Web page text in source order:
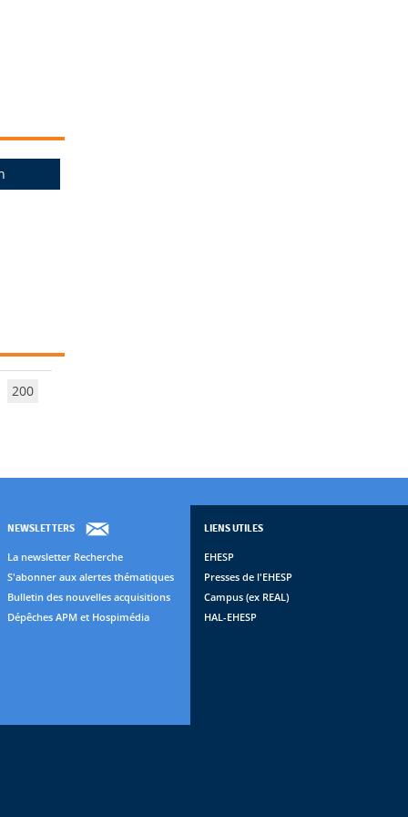
200
NEWSLETTERS
La newsletter Recherche
S'abonner aux alertes thématiques
Bulletin des nouvelles acquisitions
Dépêches APM et Hospimédia
LIENS UTILES
EHESP
Presses de l'EHESP
Campus (ex REAL)
HAL-EHESP